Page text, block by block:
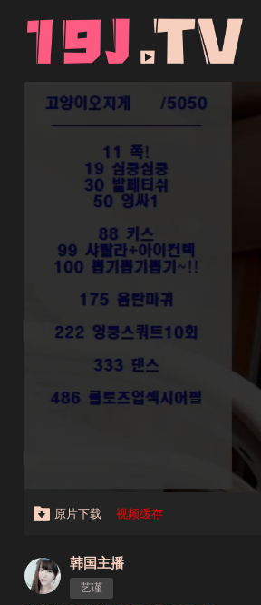
原片下载 视频缓存
韩国主播
艺谨